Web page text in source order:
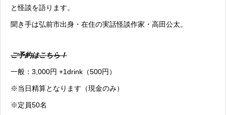
と怪談を語ります。
聞き手は弘前市出身・在住の実話怪談作家・高田公太。
ご予約はこちら！
一般：3,000円 +1drink（500円）
※当日精算となります（現金のみ）
※定員50名